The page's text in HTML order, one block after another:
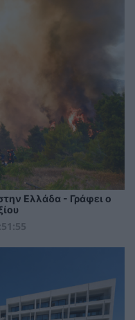
Ελλάδα - Γράφει ο